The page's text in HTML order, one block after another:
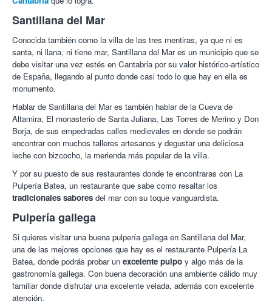
Santillana del Mar
Conocida también como la villa de las tres mentiras, ya que ni es
santa, ni llana, ni tiene mar, Santillana del Mar es un municipio que se
debe visitar una vez estés en Cantabria por su valor histórico-artístico
de España, llegando al punto donde casi todo lo que hay en ella es
monumento.
Hablar de Santillana del Mar es también hablar de la Cueva de
Altamira, El monasterio de Santa Juliana, Las Torres de Merino y Don
Borja, de sus empedradas calles medievales en donde se podrán
encontrar con muchos talleres artesanos y degustar una deliciosa
leche con bizcocho, la merienda más popular de la villa.
Y por su puesto de sus restaurantes donde te encontraras con La
Pulpería Batea, un restaurante que sabe como resaltar los
tradicionales sabores del mar con su toque vanguardista.
Pulpería gallega
Si quieres visitar una buena pulpería gallega en Santillana del Mar,
una de las mejores opciones que hay es el restaurante Pulpería La
Batea, donde podrás probar un excelente pulpo y algo más de la
gastronomía gallega. Con buena decoración una ambiente cálido muy
familiar donde disfrutar una excelente velada, además con excelente
atención.